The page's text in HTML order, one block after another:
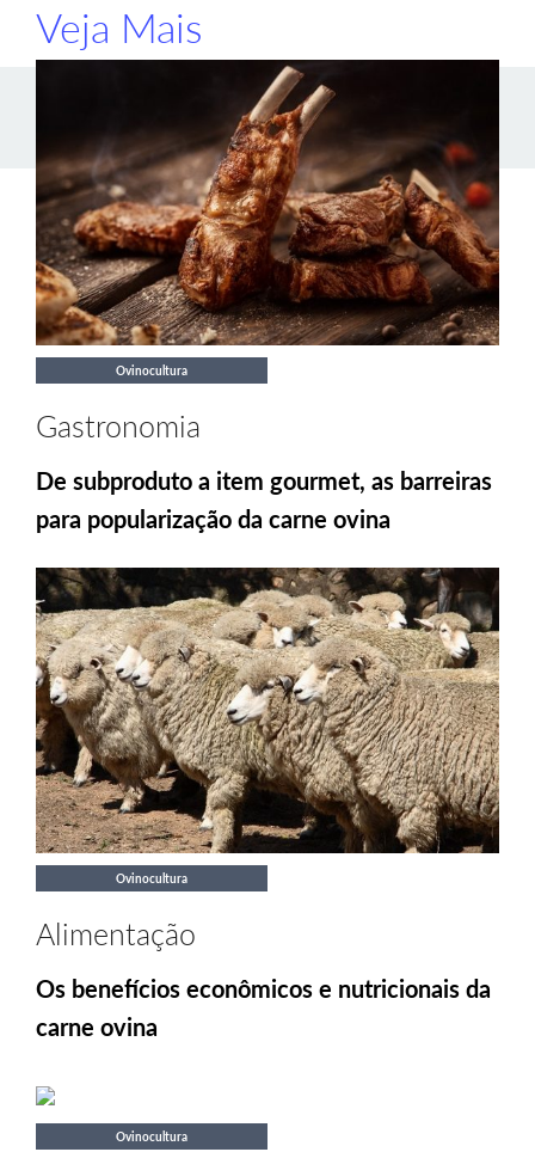
Veja Mais
Ovinocultura
Gastronomia
De subproduto a item gourmet, as barreiras
para popularização da carne ovina
Ovinocultura
Alimentação
Os benefícios econômicos e nutricionais da
carne ovina
Ovinocultura